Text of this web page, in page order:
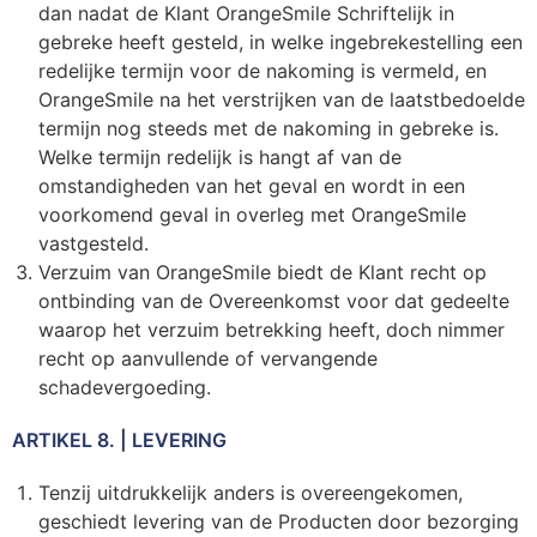
dan nadat de Klant OrangeSmile Schriftelijk in
gebreke heeft gesteld, in welke ingebrekestelling een
redelijke termijn voor de nakoming is vermeld, en
OrangeSmile na het verstrijken van de laatstbedoelde
termijn nog steeds met de nakoming in gebreke is.
Welke termijn redelijk is hangt af van de
omstandigheden van het geval en wordt in een
voorkomend geval in overleg met OrangeSmile
vastgesteld.
Verzuim van OrangeSmile biedt de Klant recht op
ontbinding van de Overeenkomst voor dat gedeelte
waarop het verzuim betrekking heeft, doch nimmer
recht op aanvullende of vervangende
schadevergoeding.
ARTIKEL 8. | LEVERING
Tenzij uitdrukkelijk anders is overeengekomen,
geschiedt levering van de Producten door bezorging